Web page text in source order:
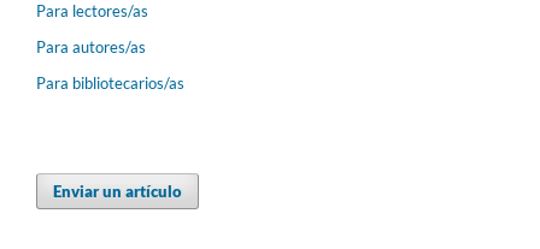
Para lectores/as
Para autores/as
Para bibliotecarios/as
Enviar un artículo